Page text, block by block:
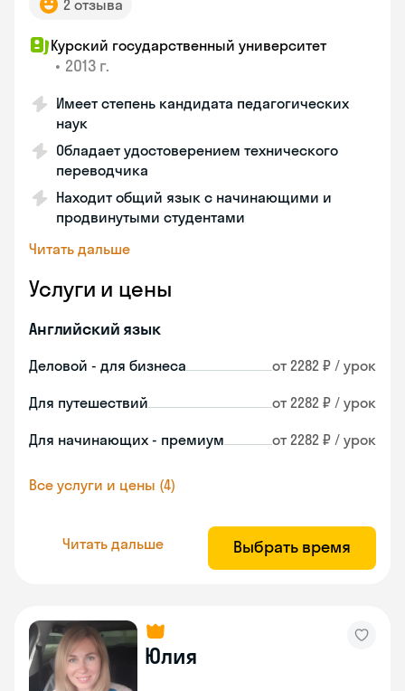
2 отзыва
Курский государственный университет
• 2013 г.
Имеет степень кандидата педагогических
наук
Обладает удостоверением технического
переводчика
Находит общий язык с начинающими и
продвинутыми студентами
Читать дальше
Услуги и цены
Английский язык
Деловой - для бизнеса от 2282 ₽ / урок
Для путешествий от 2282 ₽ / урок
Для начинающих - премиум от 2282 ₽ / урок
Все услуги и цены (4)
Читать дальше Выбрать время
Юлия